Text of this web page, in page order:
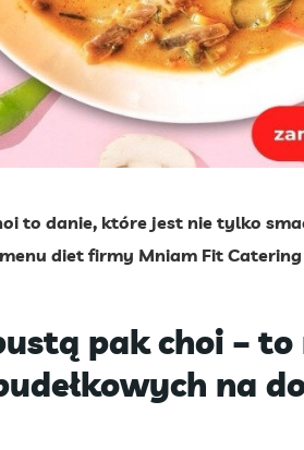
to danie, które jest nie tylko
diet firmy Mniam Fit
pak choi –
na